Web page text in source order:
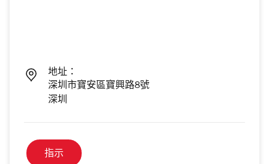
地址：
深圳市寶安區寶興路8號
深圳
指示